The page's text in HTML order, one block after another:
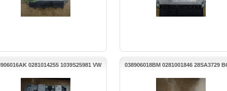
0281014255 1039S25981 VW
038906018BM 0281001846 28SA3729